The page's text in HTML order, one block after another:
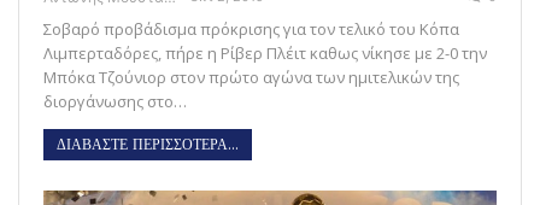
Σοβαρό προβάδισμα πρόκρισης για τον τελικό του Κόπα
Λιμπερταδόρες, πήρε η Ρίβερ Πλέιτ καθως νίκησε με 2-0 την
Μπόκα Τζούνιορ στον πρώτο αγώνα των ημιτελικών της
διοργάνωσης στο…
ΔΙΑΒΑΣΤΕ ΠΕΡΙΣΣΟΤΕΡΑ...